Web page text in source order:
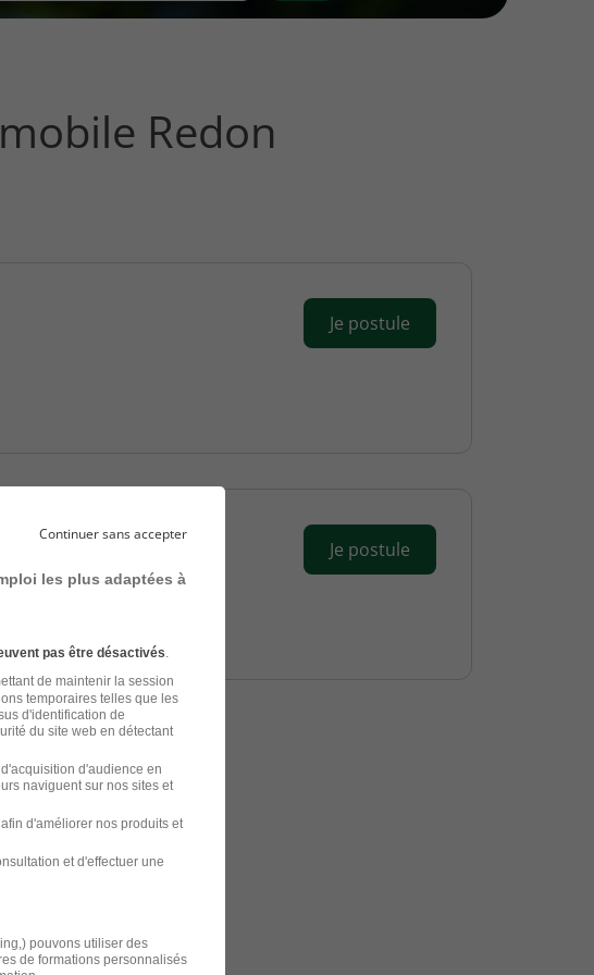
Redon
Je postule
Je postule
dans
Continuer sans accepter
les plus adaptées à
pas être désactivés.
de maintenir la session
temporaires telles que les
d'identification de
du site web en détectant
d'audience en
naviguent sur nos sites et
d'améliorer nos produits et
et d'effectuer une
pouvons utiliser des
de formations personnalisés